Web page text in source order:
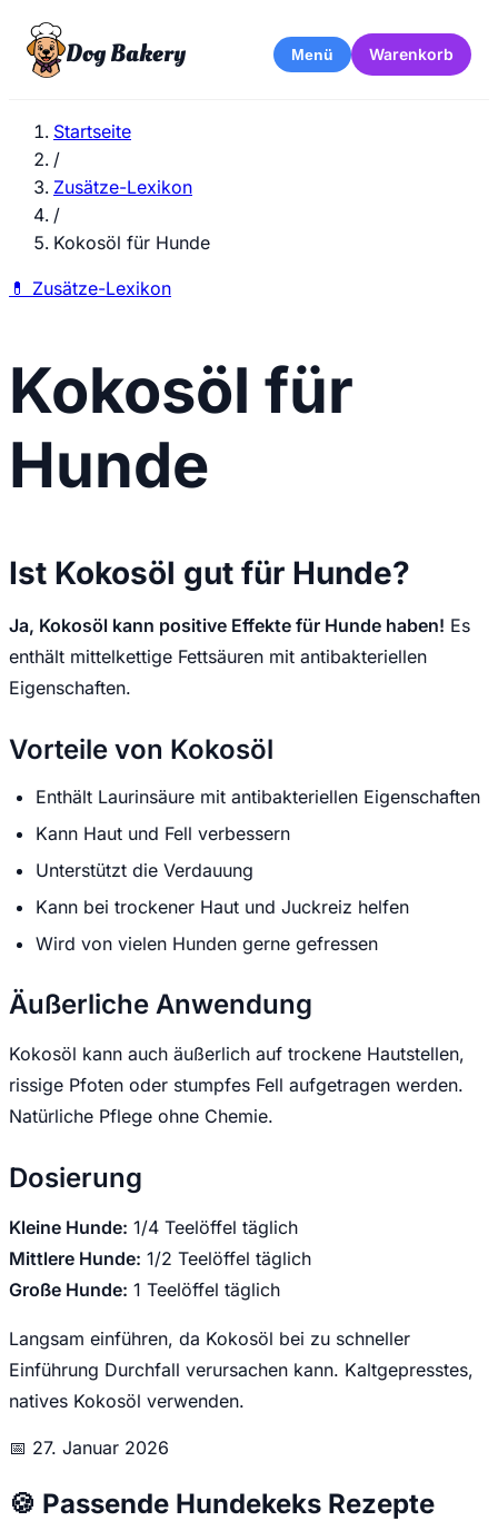
Dog Bakery Menü Warenkorb
Startseite
/
Zusätze-Lexikon
/
Kokosöl für Hunde
💊 Zusätze-Lexikon
Kokosöl für
Hunde
Ist Kokosöl gut für Hunde?
Ja, Kokosöl kann positive Effekte für Hunde haben! Es
enthält mittelkettige Fettsäuren mit antibakteriellen
Eigenschaften.
Vorteile von Kokosöl
Enthält Laurinsäure mit antibakteriellen Eigenschaften
Kann Haut und Fell verbessern
Unterstützt die Verdauung
Kann bei trockener Haut und Juckreiz helfen
Wird von vielen Hunden gerne gefressen
Äußerliche Anwendung
Kokosöl kann auch äußerlich auf trockene Hautstellen,
rissige Pfoten oder stumpfes Fell aufgetragen werden.
Natürliche Pflege ohne Chemie.
Dosierung
Kleine Hunde: 1/4 Teelöffel täglich
Mittlere Hunde: 1/2 Teelöffel täglich
Große Hunde: 1 Teelöffel täglich
Langsam einführen, da Kokosöl bei zu schneller
Einführung Durchfall verursachen kann. Kaltgepresstes,
natives Kokosöl verwenden.
📅 27. Januar 2026
🍪 Passende Hundekeks Rezepte